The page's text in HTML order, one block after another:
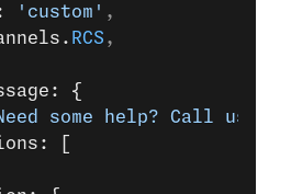
'custom' ,
RCS ,
{
some help? Call us
[